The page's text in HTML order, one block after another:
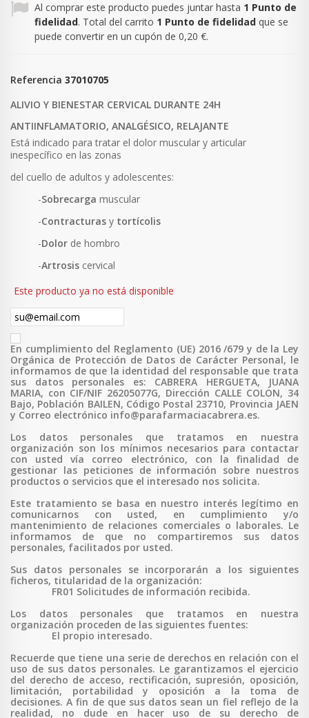
Al comprar este producto puedes juntar hasta 1 Punto de
fidelidad. Total del carrito 1 Punto de fidelidad que se
puede convertir en un cupón de 0,20 €.
Referencia 37010705
ALIVIO Y BIENESTAR CERVICAL DURANTE 24H
ANTIINFLAMATORIO, ANALGÉSICO, RELAJANTE
Está indicado para tratar el dolor muscular y articular
inespecífico en las zonas
del cuello de adultos y adolescentes:
-Sobrecarga muscular
-Contracturas y tortícolis
-Dolor de hombro
-Artrosis cervical
Este producto ya no está disponible
En cumplimiento del Reglamento (UE) 2016 /679 y de la Ley
Orgánica de Protección de Datos de Carácter Personal, le
informamos de que la identidad del responsable que trata
sus datos personales es: CABRERA HERGUETA, JUANA
MARIA, con CIF/NIF 26205077G, Dirección CALLE COLON, 34
Bajo, Población BAILEN, Código Postal 23710, Provincia JAEN
y Correo electrónico info@parafarmaciacabrera.es.
Los datos personales que tratamos en nuestra
organización son los mínimos necesarios para contactar
con usted vía correo electrónico, con la finalidad de
gestionar las peticiones de información sobre nuestros
productos o servicios que el interesado nos solicita.
Este tratamiento se basa en nuestro interés legítimo en
comunicarnos con usted, en cumplimiento y/o
mantenimiento de relaciones comerciales o laborales. Le
informamos de que no compartiremos sus datos
personales, facilitados por usted.
Sus datos personales se incorporarán a los siguientes
ficheros, titularidad de la organización:
FR01 Solicitudes de información recibida.
Los datos personales que tratamos en nuestra
organización proceden de las siguientes fuentes:
El propio interesado.
Recuerde que tiene una serie de derechos en relación con el
uso de sus datos personales. Le garantizamos el ejercicio
del derecho de acceso, rectificación, supresión, oposición,
limitación, portabilidad y oposición a la toma de
decisiones. A fin de que sus datos sean un fiel reflejo de la
realidad, no dude en hacer uso de su derecho de